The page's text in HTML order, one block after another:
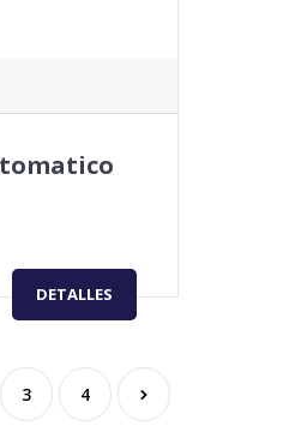
DETALLES
3 4